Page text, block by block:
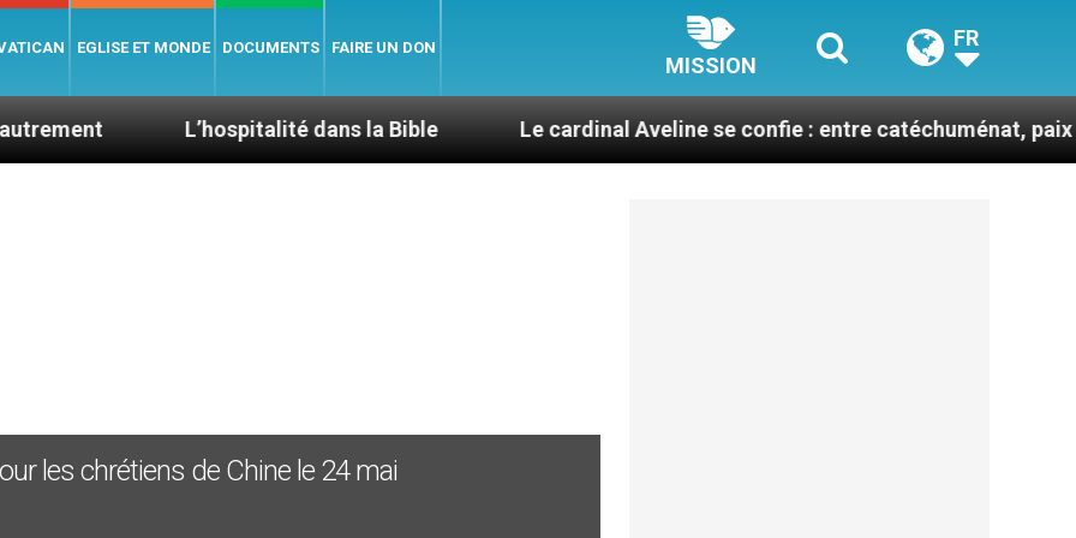
EGLISE ET MONDE DOCUMENTS FAIRE UN DON
MISSION
FR
L’hospitalité dans la Bible Le cardinal Aveline se confie : entre catéchuménat, paix et défis
les chrétiens de Chine le 24 mai